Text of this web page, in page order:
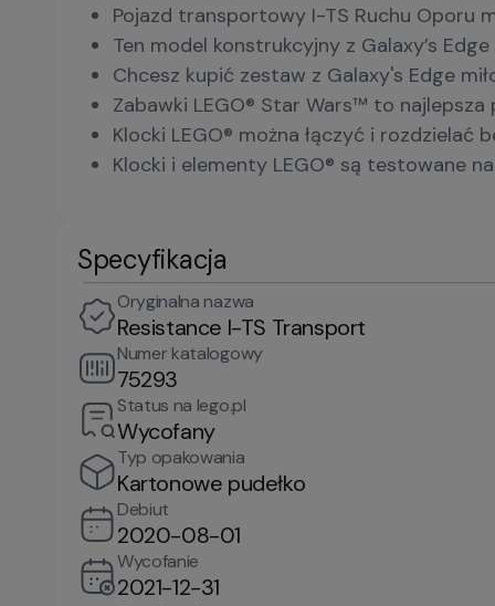
Pojazd transportowy I-TS Ruchu Oporu
Ten model konstrukcyjny z Galaxy’s
Chcesz kupić zestaw z Galaxy's Edge
Zabawki LEGO® Star Wars™ to
Klocki LEGO® można łączyć i
Klocki i elementy LEGO® są testowane
Specyfikacja
Oryginalna nazwa
Resistance I-TS Transport
Numer katalogowy
75293
Status na lego.pl
Wycofany
Typ opakowania
Kartonowe pudełko
Debiut
2020-08-01
Wycofanie
2021-12-31